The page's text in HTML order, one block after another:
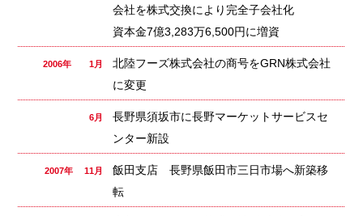
会社を株式交換により完全子会社化
資本金7億3,283万6,500円に増資
2006年 1月
北陸フーズ株式会社の商号をGRN株式会社
に変更
6月
長野県須坂市に長野マーケットサービスセ
ンター新設
2007年 11月
飯田支店 長野県飯田市三日市場へ新築移
転